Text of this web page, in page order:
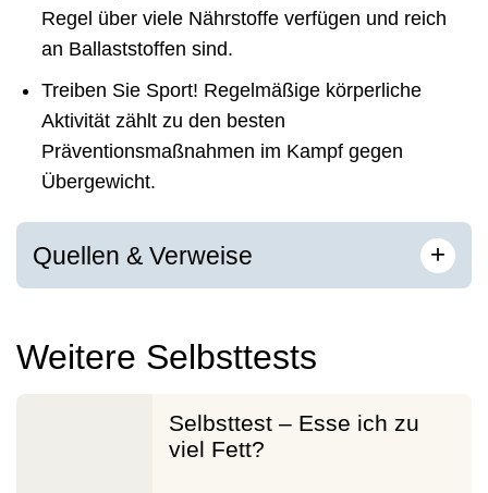
Regel über viele Nährstoffe verfügen und reich
an Ballaststoffen sind.
Treiben Sie Sport! Regelmäßige körperliche
Aktivität zählt zu den besten
Präventionsmaßnahmen im Kampf gegen
Übergewicht.
Quellen & Verweise +
Weitere Selbsttests
Selbsttest – Esse ich zu
viel Fett?